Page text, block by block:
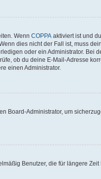
Wenn COPPA aktiviert ist und
dies nicht der Fall ist, muss
oder ein Administrator. Bei
ob du deine E-Mail-Adresse
einen Administrator.
Board-Administrator, um
Benutzer, die für längere Zeit